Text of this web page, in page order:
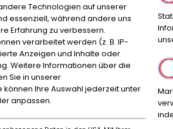
Technologien auf unserer
essenziell, während andere uns
Erfahrung zu verbessern.
verarbeitet werden (z. B. IP-
Anzeigen und Inhalte oder
Weitere Informationen über die
Sie in unserer
können Ihre Auswahl jederzeit unter
anpassen.